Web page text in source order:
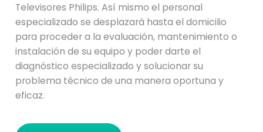
Televisores Philips. Así mismo el personal
especializado se desplazará hasta el domicilio
para proceder a la evaluación, mantenimiento o
instalación de su equipo y poder darte el
diagnóstico especializado y solucionar su
problema técnico de una manera oportuna y
eficaz.